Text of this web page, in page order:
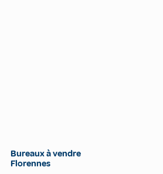
Bureaux à vendre
Florennes